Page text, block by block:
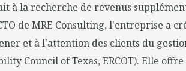
à la recherche de revenus
de MRE Consulting, l'entreprise a
et à l'attention des clients du
Council of Texas, ERCOT). Elle